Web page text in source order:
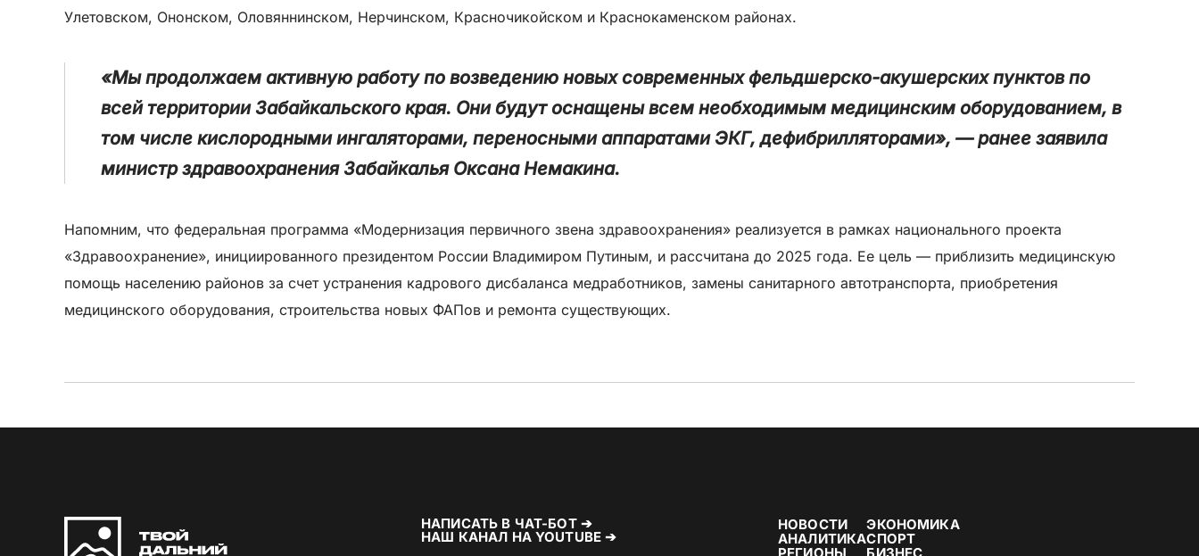
Улетовском, Ононском, Оловяннинском, Нерчинском, Красночикойском и Краснокаменском районах.
«Мы продолжаем активную работу по возведению новых современных фельдшерско-акушерских пунктов по
всей территории Забайкальского края. Они будут оснащены всем необходимым медицинским оборудованием, в
том числе кислородными ингаляторами, переносными аппаратами ЭКГ, дефибрилляторами», — ранее заявила
министр здравоохранения Забайкалья Оксана Немакина.
Напомним, что федеральная программа «Модернизация первичного звена здравоохранения» реализуется в рамках национального проекта
«Здравоохранение», инициированного президентом России Владимиром Путиным, и рассчитана до 2025 года. Ее цель — приблизить медицинскую
помощь населению районов за счет устранения кадрового дисбаланса медработников, замены санитарного автотранспорта, приобретения
медицинского оборудования, строительства новых ФАПов и ремонта существующих.
НАПИСАТЬ В ЧАТ-БОТ ➔
НАШ КАНАЛ НА YOUTUBE ➔
НОВОСТИ
АНАЛИТИКА
ЭКОНОМИКА
СПОРТ